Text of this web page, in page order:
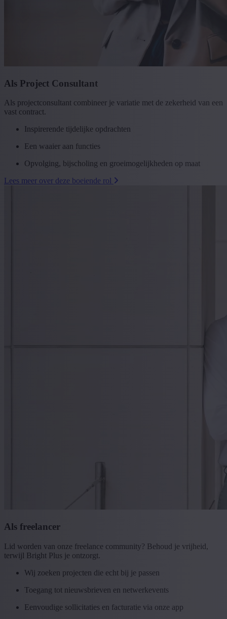
Als Project Consultant
Als projectconsultant combineer je variatie met de zekerheid van een
vast contract.
Inspirerende tijdelijke opdrachten
Een waaier aan functies
Opvolging, bijscholing en groeimogelijkheden op maat
Lees meer over deze boeiende rol
Als freelancer
Lid worden van onze freelance community? Behoud je vrijheid,
terwijl Bright Plus je ontzorgt.
Wij zoeken projecten die echt bij je passen
Toegang tot nieuwsbrieven en netwerkevents
Eenvoudige sollicitaties en facturatie via onze app